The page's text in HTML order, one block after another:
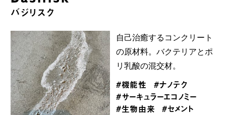
バジリスク
自己治癒するコンクリート
の原材料。バクテリアとポ
リ乳酸の混交材。
#機能性
#ナノテク
#サーキュラーエコノミー
#生物由来
#セメント